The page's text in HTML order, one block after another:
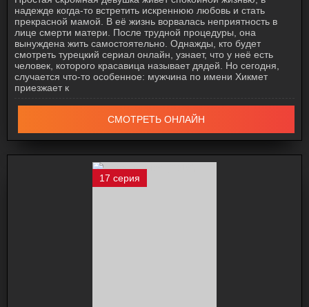
надежде когда-то встретить искреннюю любовь и стать
прекрасной мамой. В её жизнь ворвалась неприятность в
лице смерти матери. После трудной процедуры, она
вынуждена жить самостоятельно. Однажды, кто будет
смотреть турецкий сериал онлайн, узнает, что у неё есть
человек, которого красавица называет дядей. Но сегодня,
случается что-то особенное: мужчина по имени Хикмет
приезжает к
СМОТРЕТЬ ОНЛАЙН
17 серия